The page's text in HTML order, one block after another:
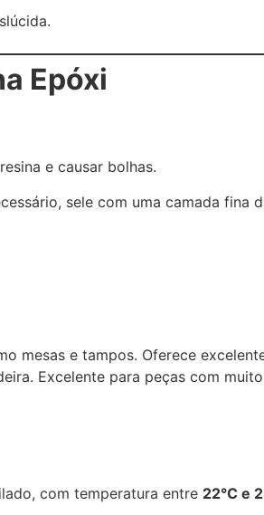
Epóxi
e causar bolhas.
sele com uma camada fina
mesas e tampos. Oferece
Excelente para peças com
com temperatura entre 22°C e